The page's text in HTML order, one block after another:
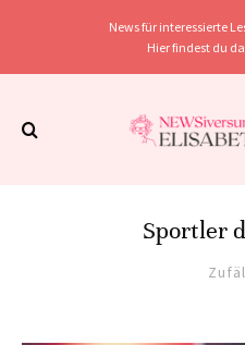
News für interessierte
Hier findest du
Sportler